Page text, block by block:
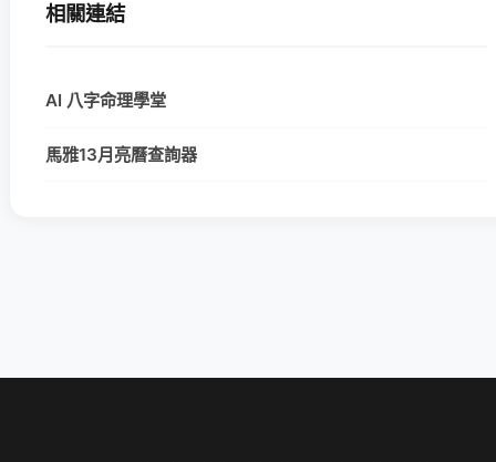
相關連結
AI 八字命理學堂
馬雅13月亮曆查詢器